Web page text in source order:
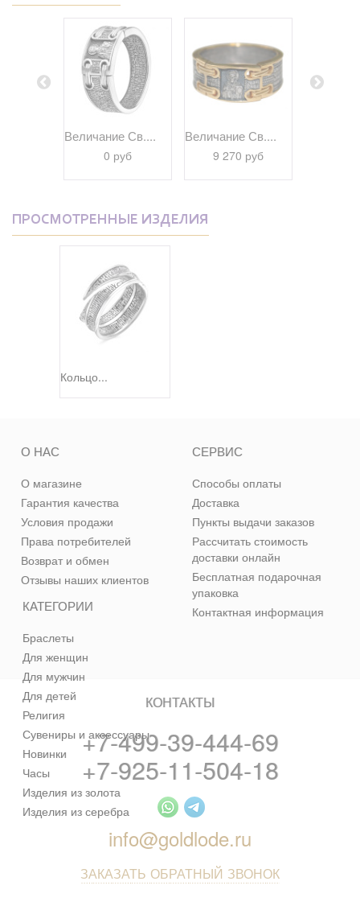
Величание Св....
0 руб
Величание Св....
9 270 руб
ПРОСМОТРЕННЫЕ ИЗДЕЛИЯ
Кольцо...
КАТЕГОРИИ
Браслеты
Для женщин
Для мужчин
Для детей
Религия
Сувениры и аксессуары
Новинки
Часы
Изделия из золота
Изделия из серебра
О НАС
О магазине
Гарантия качества
Условия продажи
Права потребителей
Возврат и обмен
Отзывы наших клиентов
СЕРВИС
Способы оплаты
Доставка
Пункты выдачи заказов
Рассчитать стоимость
доставки онлайн
Бесплатная подарочная
упаковка
Контактная информация
КОНТАКТЫ
+7-499-39-444-69
+7-925-11-504-18
info@goldlode.ru
ЗАКАЗАТЬ ОБРАТНЫЙ ЗВОНОК